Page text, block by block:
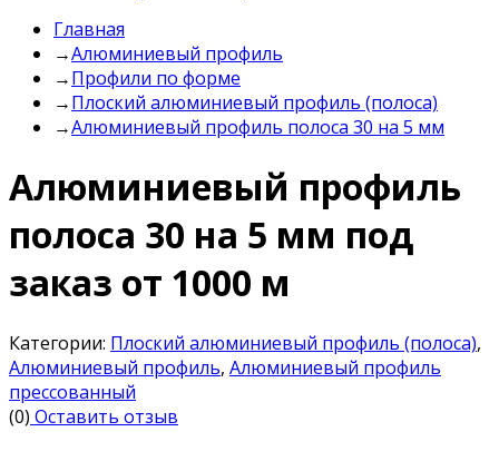
Главная
→Алюминиевый профиль
→Профили по форме
→Плоский алюминиевый профиль (полоса)
→Алюминиевый профиль полоса 30 на 5 мм
Алюминиевый профиль
полоса 30 на 5 мм под
заказ от 1000 м
Категории: Плоский алюминиевый профиль (полоса),
Алюминиевый профиль, Алюминиевый профиль
прессованный
(0) Оставить отзыв